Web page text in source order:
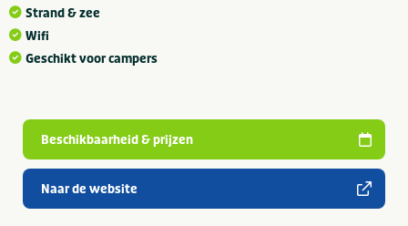
Strand & zee
Wifi
Geschikt voor campers
Beschikbaarheid & prijzen
Naar de website